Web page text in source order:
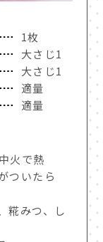
1枚
大さじ1
大さじ1
適量
適量
火で熱
ついたら
糀みつ、し